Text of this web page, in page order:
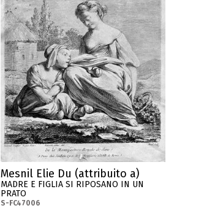
Mesnil Elie Du (attribuito a)
MADRE E FIGLIA SI RIPOSANO IN UN
PRATO
S-FC47006